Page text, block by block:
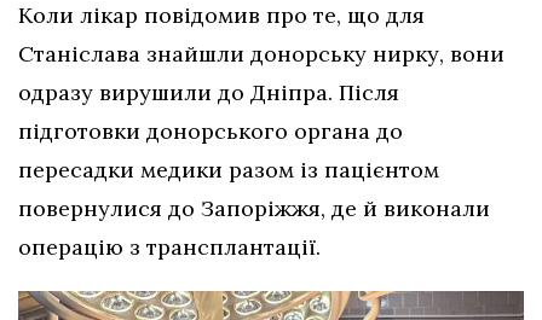
Коли лікар повідомив про те, що для
Станіслава знайшли донорську нирку, вони
одразу вирушили до Дніпра. Після
підготовки донорського органа до
пересадки медики разом із пацієнтом
повернулися до Запоріжжя, де й виконали
операцію з трансплантації.